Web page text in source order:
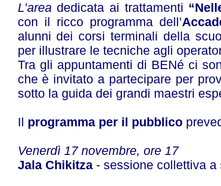
L’area dedicata ai trattamenti
con il ricco programma dell’
alunni dei corsi terminali della
per illustrare le tecniche agli
Tra gli appuntamenti di BENé ci
che è invitato a partecipare per
sotto la guida dei grandi maestri
Il programma per il pubblico
Venerdì 17 novembre, ore 17
Jala Chikitza - sessione collettiva a